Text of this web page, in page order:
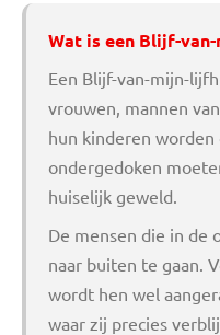
Wat is een Blijf-
Een Blijf-van-mijn-
vrouwen, mannen
hun kinderen worden
ondergedoken
huiselijk geweld.
De mensen die in de
naar buiten te gaan.
wordt hen wel
waar zij precies